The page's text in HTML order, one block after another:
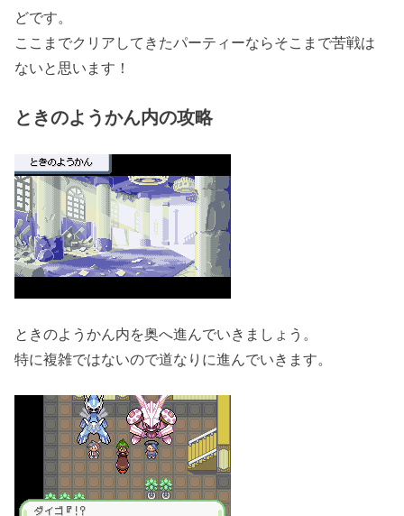
どです。
ここまでクリアしてきたパーティーならそこまで苦戦は
ないと思います！
ときのようかん内の攻略
ときのようかん内を奥へ進んでいきましょう。
特に複雑ではないので道なりに進んでいきます。